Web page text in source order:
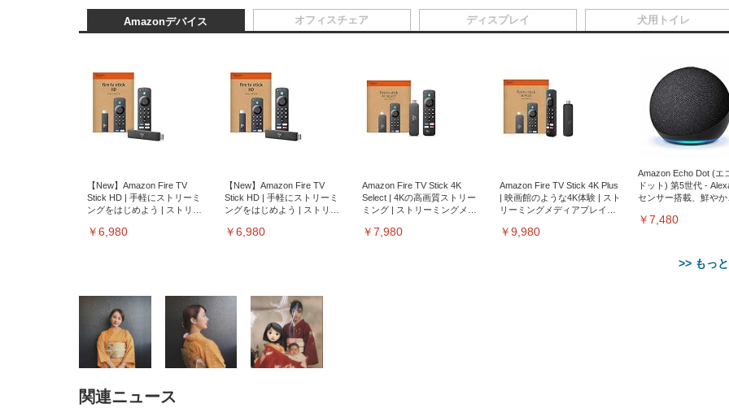
Amazonデバイス
【New】Amazon Fire TV
Stick HD | 手軽にストリーミ
ングをはじめよう | ストリー
￥6,980
【New】Amazon Fire TV
Stick HD | 手軽にストリーミ
ングをはじめよう | ストリー
￥6,980
Amazon Fire TV Stick 4K
Select | 4Kの高画質ストリー
ミング | ストリーミングメデ
￥7,980
Amazon Fire TV Stick 4K Plus
| 映画館のような4K体験 | スト
リーミングメディアプレイヤ
￥9,980
Amazon Echo Dot (エ
ドット) 第5世代 -
センサー搭載、鮮やか
￥7,480
>> もっ
オフィスチェア ディスプレイ 犬用トイレ
関連ニュース